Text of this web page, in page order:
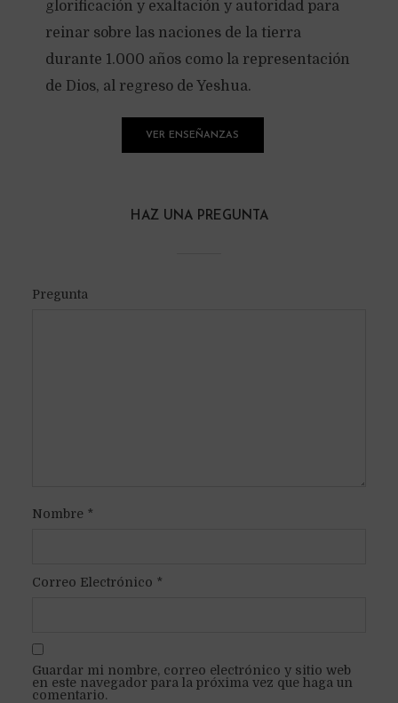
glorificación y exaltación y autoridad para
reinar sobre las naciones de la tierra
durante 1.000 años como la representación
de Dios, al regreso de Yeshua.
VER ENSEÑANZAS
HAZ UNA PREGUNTA
Pregunta
Nombre*
Correo Electrónico *
Guardar mi nombre, correo electrónico y sitio web
en este navegador para la próxima vez que haga un
comentario.